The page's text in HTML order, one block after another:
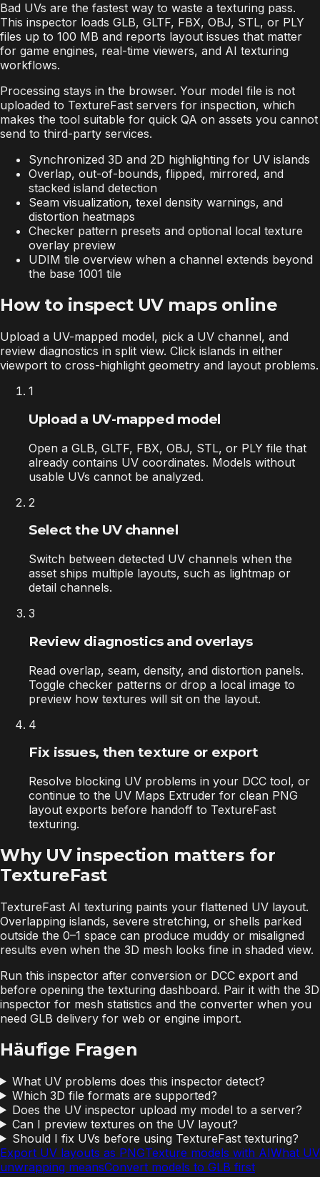
Bad UVs are the fastest way to waste a texturing pass.
This inspector loads GLB, GLTF, FBX, OBJ, STL, or PLY
files up to 100 MB and reports layout issues that matter
for game engines, real-time viewers, and AI texturing
workflows.
Processing stays in the browser. Your model file is not
uploaded to TextureFast servers for inspection, which
makes the tool suitable for quick QA on assets you cannot
send to third-party services.
Synchronized 3D and 2D highlighting for UV islands
Overlap, out-of-bounds, flipped, mirrored, and
stacked island detection
Seam visualization, texel density warnings, and
distortion heatmaps
Checker pattern presets and optional local texture
overlay preview
UDIM tile overview when a channel extends beyond
the base 1001 tile
How to inspect UV maps online
Upload a UV-mapped model, pick a UV channel, and
review diagnostics in split view. Click islands in either
viewport to cross-highlight geometry and layout problems.
1
Upload a UV-mapped model
Open a GLB, GLTF, FBX, OBJ, STL, or PLY file that
already contains UV coordinates. Models without
usable UVs cannot be analyzed.
2
Select the UV channel
Switch between detected UV channels when the
asset ships multiple layouts, such as lightmap or
detail channels.
3
Review diagnostics and overlays
Read overlap, seam, density, and distortion panels.
Toggle checker patterns or drop a local image to
preview how textures will sit on the layout.
4
Fix issues, then texture or export
Resolve blocking UV problems in your DCC tool, or
continue to the UV Maps Extruder for clean PNG
layout exports before handoff to TextureFast
texturing.
Why UV inspection matters for
TextureFast
TextureFast AI texturing paints your flattened UV layout.
Overlapping islands, severe stretching, or shells parked
outside the 0–1 space can produce muddy or misaligned
results even when the 3D mesh looks fine in shaded view.
Run this inspector after conversion or DCC export and
before opening the texturing dashboard. Pair it with the 3D
inspector for mesh statistics and the converter when you
need GLB delivery for web or engine import.
Häufige Fragen
What UV problems does this inspector detect?
Which 3D file formats are supported?
Does the UV inspector upload my model to a server?
Can I preview textures on the UV layout?
Should I fix UVs before using TextureFast texturing?
Export UV layouts as PNGTexture models with AIWhat UV
unwrapping meansConvert models to GLB first